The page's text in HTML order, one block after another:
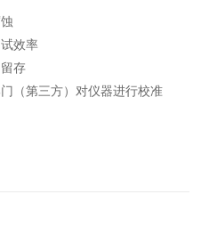
效率
存
（第三方）对仪器进行校准